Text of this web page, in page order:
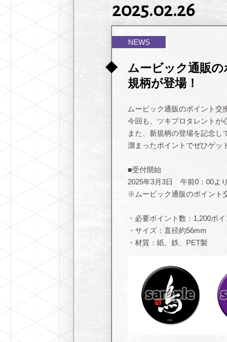
2025.02.26
NEWS
ムービック通販
規柄が登場！
ムービック通販のポイント交
今回も、ツキプロタレントが
また、新規柄の登場を記念し
溜まったポイントでぜひゲッ
■受付開始
2025年3月3日 午前0：00より
※ムービック通販のポイント
・必要ポイント数：1,200ポイ
・サイズ：直径約56mm
・材質：紙、鉄、PET製